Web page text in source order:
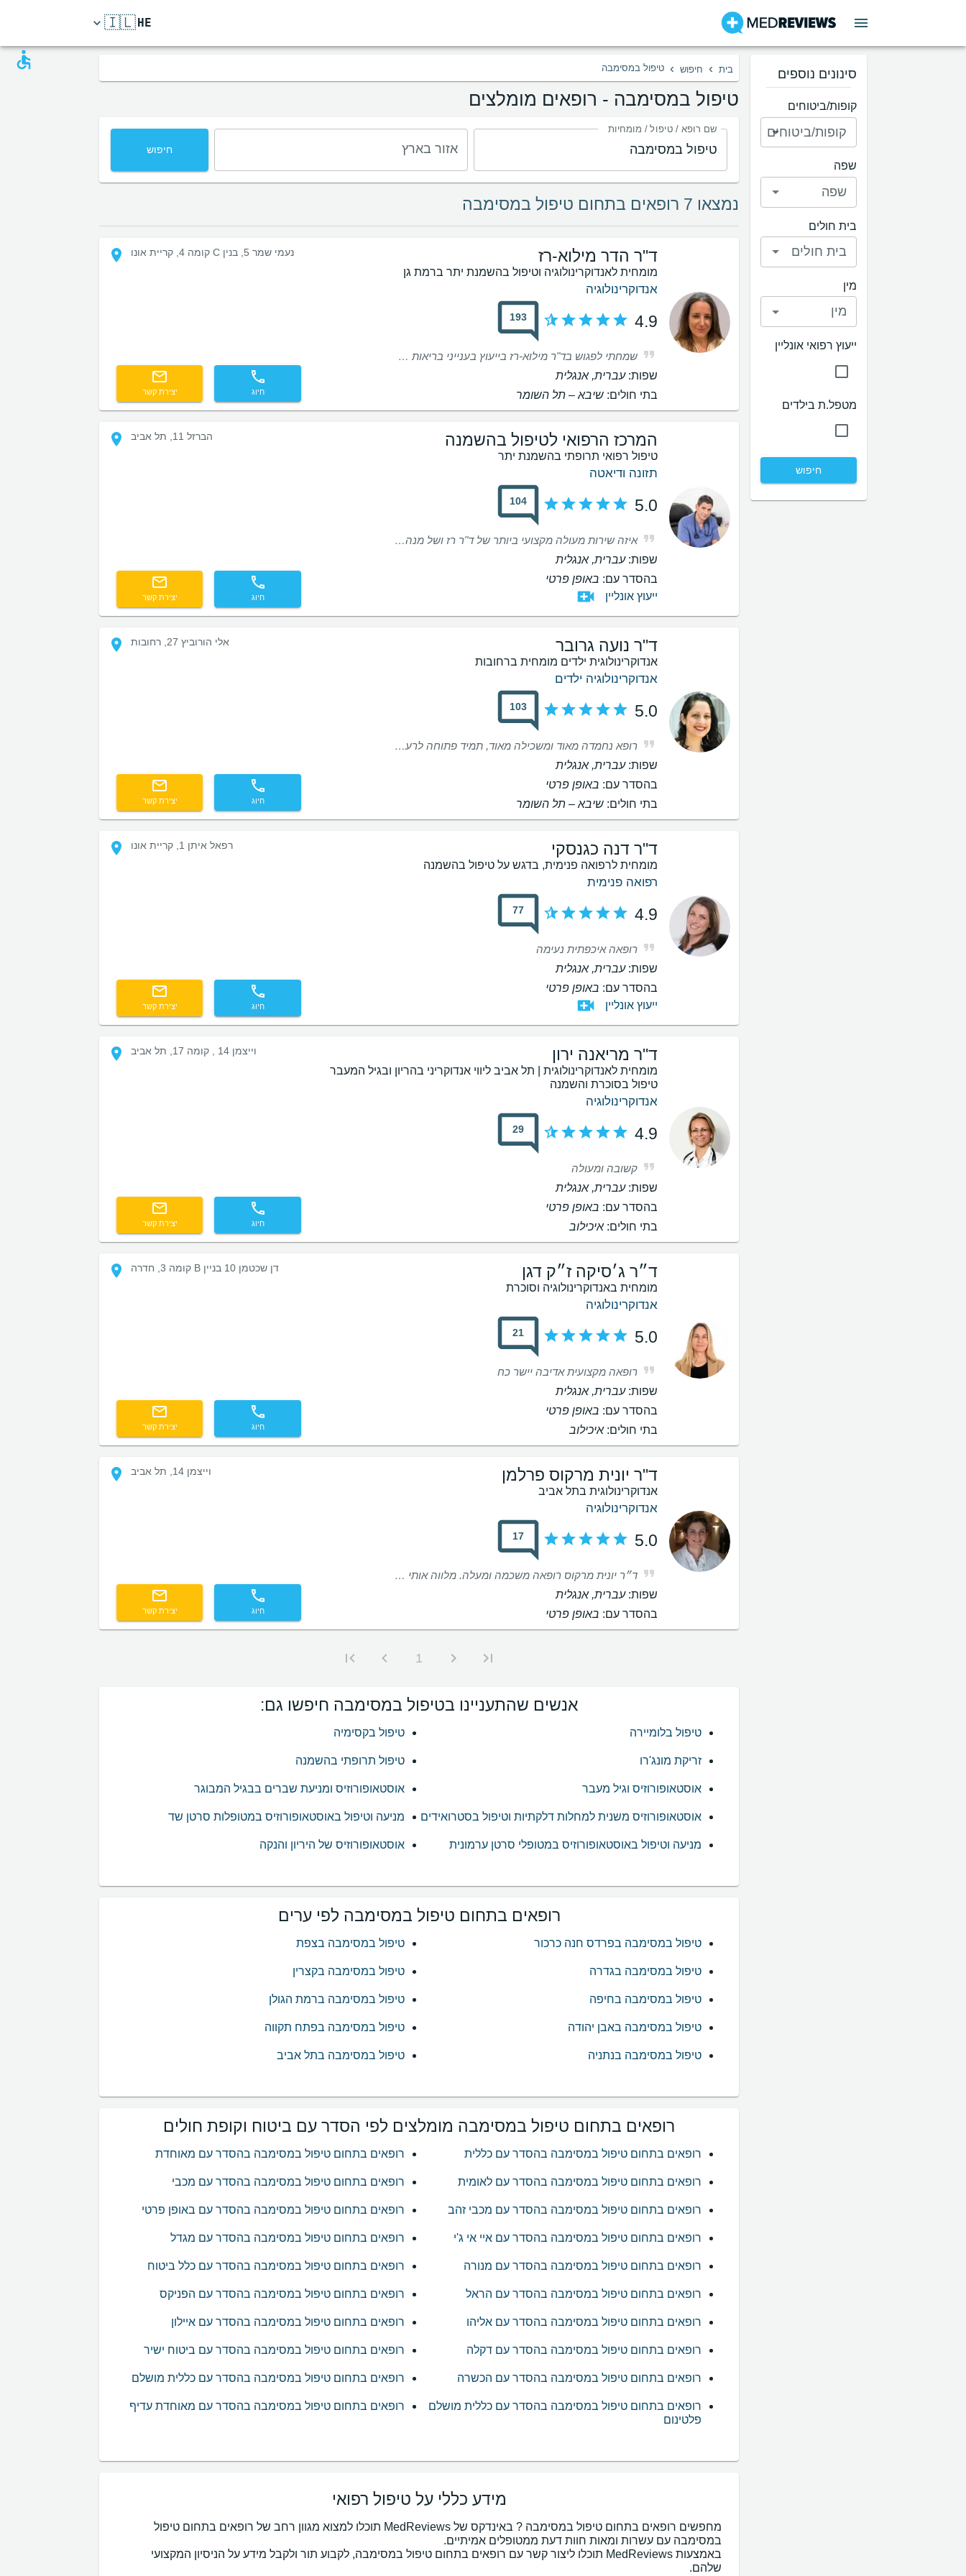
HE
🇮🇱
בית › חיפוש › טיפול במסימבה
טיפול במסימבה - רופאים מומלצים
שם רופא / טיפול / מומחיות
אזור בארץ חיפוש
נמצאו 7 רופאים בתחום טיפול במסימבה
ד"ר הדר מילוא-רז
מומחית לאנדוקרינולוגיה וטיפול בהשמנת יתר ברמת גן
אנדוקרינולוגיה
4.9
193
שמחתי לפגוש בד"ר מילוא-רז בייעוץ בענייני בריאות העצם. פגשתי, לשימחתי, רופאה סופר מקצועית, בעלת ידע רב ומעמיק, שעזרה לי במאור פנים ובסבלנות כה רבה להבין מה המצב ומה כדאי לעשות. אין כמו רופא ש"רואה" אותך!! שאפו
שפות:עברית, אנגלית
בתי חולים: שיבא – תל השומר
נעמי שמר 5, בנין C קומה 4, קריית אונו
חיוג יצירת קשר
המרכז הרפואי לטיפול בהשמנה
טיפול רפואי תרופתי בהשמנת יתר
תזונה ודיאטה
5.0
104
איזה שירות מעולה מקצועי ביותר של ד"ר רז ושל מנהלת התיק שלי עדי .ליווי צמוד ...יחס חם טיפול מסור ומהיר ..אין תופעות לוואי ירידה של 20 קג בפיקוח ...
שפות:עברית, אנגלית
בהסדר עם: באופן פרטי
ייעוץ אונליין
הברזל 11, תל אביב
חיוג יצירת קשר
ד"ר נועה גרובר
אנדוקרינולוגית ילדים מומחית ברחובות
אנדוקרינולוגיה ילדים
5.0
103
רופא נחמדה מאוד ומשכילה מאוד, תמיד פתוחה לרעיונות חדשים, מחפשת אחר תפוסים חדשים וכיווני חקירה חדשים. לא מקובעת בכלל ושואפת תמיד להבנה מלאה. מאוד יסודית ומקצועית בעבודה, מבינה מאוד בתחומים ויודעת באמת לחשוב מעבר למצופה
שפות:עברית, אנגלית
בהסדר עם: באופן פרטי
בתי חולים: שיבא – תל השומר
אלי הורוביץ 27, רחובות
חיוג יצירת קשר
ד"ר דנה כגנסקי
מומחית לרפואה פנימית, בדגש על טיפול בהשמנה
רפואה פנימית
4.9
77
רופאה איכפתית נעימה
שפות:עברית, אנגלית
בהסדר עם: באופן פרטי
ייעוץ אונליין
רפאל איתן 1, קריית אונו
חיוג יצירת קשר
ד"ר מריאנה ירון
מומחית לאנדוקרינולוגית | תל אביב ליווי אנדוקריני בהריון ובגיל המעבר
טיפול בסוכרת והשמנה
אנדוקרינולוגיה
4.9
29
קשובה ומעולה
שפות:עברית, אנגלית
בהסדר עם: באופן פרטי
בתי חולים:איכילוב
וייצמן 14 , קומה 17, תל אביב
חיוג יצירת קשר
ד״ר ג׳סיקה ז״ק דגן
מומחית באנדוקרינולוגיה וסוכרת
אנדוקרינולוגיה
5.0
21
רופאה מקצועית אדיבה יישר כח
שפות:עברית, אנגלית
בהסדר עם: באופן פרטי
בתי חולים:איכילוב
דן שכטמן 10 בניין B קומה 3, חדרה
חיוג יצירת קשר
ד"ר יונית מרקוס פרלמן
אנדוקרינולוגית בתל אביב
אנדוקרינולוגיה
5.0
17
ד״ר יונית מרקוס רופאה משכמה ומעלה. מלווה אותי כבר למעלה מ6 שנים. אין רופאה שאני ממליצה עלייה יותר. מקצועית, זמינה, איכפתית וכל מה שאפשר לבקש מרופאה.
שפות:עברית, אנגלית
בהסדר עם: באופן פרטי
וייצמן 14, תל אביב
חיוג יצירת קשר
1
אנשים שהתעניינו בטיפול במסימבה חיפשו גם:
טיפול בלומיירה טיפול בקסימיה
זריקת מונג'רו טיפול תרופתי בהשמנה
אוסטאופורוזיס וגיל מעבר אוסטאופורוזיס ומניעת שברים בבגיל המבוגר
אוסטאופורוזיס משנית למחלות דלקתיות וטיפול בסטרואידים מניעה וטיפול באוסטאופורוזיס במטופלות סרטן שד
מניעה וטיפול באוסטאופורוזיס במטופלי סרטן ערמונית אוסטאופורוזיס של היריון והנקה
רופאים בתחום טיפול במסימבה לפי ערים
טיפול במסימבה בפרדס חנה כרכור טיפול במסימבה בצפת
טיפול במסימבה בגדרה טיפול במסימבה בקצרין
טיפול במסימבה בחיפה טיפול במסימבה ברמת הגולן
טיפול במסימבה באבן יהודה טיפול במסימבה בפתח תקווה
טיפול במסימבה בנתניה טיפול במסימבה בתל אביב
רופאים בתחום טיפול במסימבה מומלצים לפי הסדר עם ביטוח וקופת חולים
רופאים בתחום טיפול במסימבה בהסדר עם כללית רופאים בתחום טיפול במסימבה בהסדר עם מאוחדת
רופאים בתחום טיפול במסימבה בהסדר עם לאומית רופאים בתחום טיפול במסימבה בהסדר עם מכבי
רופאים בתחום טיפול במסימבה בהסדר עם מכבי זהב רופאים בתחום טיפול במסימבה בהסדר עם באופן פרטי
רופאים בתחום טיפול במסימבה בהסדר עם איי אי ג'י רופאים בתחום טיפול במסימבה בהסדר עם מגדל
רופאים בתחום טיפול במסימבה בהסדר עם מנורה רופאים בתחום טיפול במסימבה בהסדר עם כלל ביטוח
רופאים בתחום טיפול במסימבה בהסדר עם הראל רופאים בתחום טיפול במסימבה בהסדר עם הפניקס
רופאים בתחום טיפול במסימבה בהסדר עם אליהו רופאים בתחום טיפול במסימבה בהסדר עם איילון
רופאים בתחום טיפול במסימבה בהסדר עם דקלה רופאים בתחום טיפול במסימבה בהסדר עם ביטוח ישיר
רופאים בתחום טיפול במסימבה בהסדר עם הכשרה רופאים בתחום טיפול במסימבה בהסדר עם כללית מושלם
רופאים בתחום טיפול במסימבה בהסדר עם כללית מושלם
פלטינום
רופאים בתחום טיפול במסימבה בהסדר עם מאוחדת עדיף
מידע כללי על טיפול רפואי
מחפשים רופאים בתחום טיפול במסימבה ? באינדקס של MedReviews תוכלו למצוא מגוון רחב של רופאים בתחום טיפול
באמצעות MedReviews תוכלו ליצור קשר עם רופאים בתחום טיפול במסימבה, לקבוע תור ולקבל מידע על הניסיון המקצועי
סינונים נוספים
קופות/ביטוחים
קופות/ביטוחים
שפה
שפה
בית חולים
בית חולים
מין
מין
ייעוץ רפואי אונליין
מטפל.ת בילדים
חיפוש